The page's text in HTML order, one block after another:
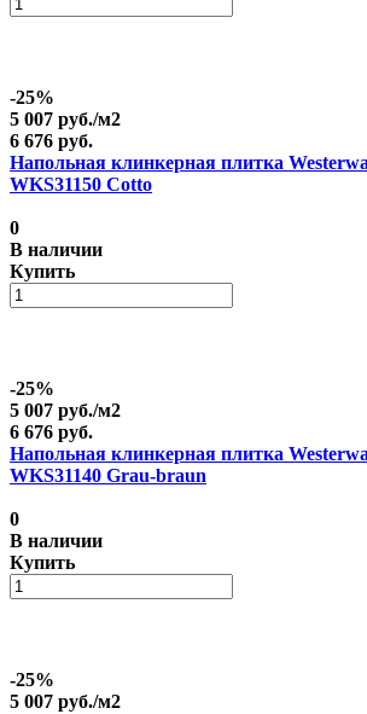
-25%
5 007 руб./м2
6 676 руб.
Напольная клинкерная плитка
WKS31150 Cotto
0
В наличии
Купить
-25%
5 007 руб./м2
6 676 руб.
Напольная клинкерная плитка
WKS31140 Grau-braun
0
В наличии
Купить
-25%
5 007 руб./м2